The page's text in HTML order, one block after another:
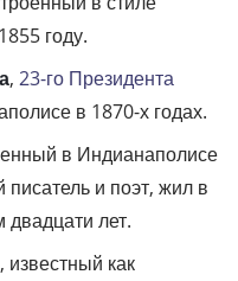
году.
, 23-го Президента
в 1870-х годах.
в Индианаполисе
и поэт, жил в
лет.
, известный как